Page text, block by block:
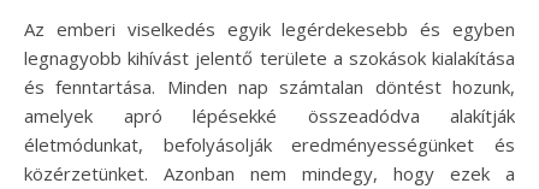
Az emberi viselkedés egyik legérdekesebb és egyben
legnagyobb kihívást jelentő területe a szokások kialakítása
és fenntartása. Minden nap számtalan döntést hozunk,
amelyek apró lépésekké összeadódva alakítják
életmódunkat, befolyásolják eredményességünket és
közérzetünket. Azonban nem mindegy, hogy ezek a